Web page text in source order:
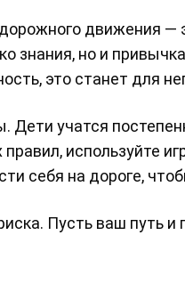
движения —
знания, но и
это станет для
Дети учатся
используйте
себя на дороге,
Пусть ваш путь